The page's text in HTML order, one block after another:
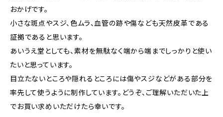
おかげです。
小さな斑点やスジ、色ムラ、血管の跡や傷なども天然皮革である
証拠であると思います。
あいうえ堂としても、素材を無駄なく端から端までしっかりと使い
たいと思っています。
目立たないところや隠れるところには傷やスジなどがある部分を
率先して使うように制作しています。どうぞ、ご理解いただいた上
でお買い求めいただけたら幸いです。